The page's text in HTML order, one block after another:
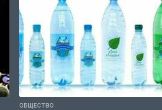
ОБЩЕСТВО